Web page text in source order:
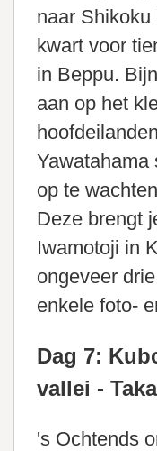
naar Shikoku
kwart voor
in Beppu.
aan op het
Yawatahama
op te
Deze brengt
Iwamotoji in
ongeveer
enkele foto-
Dag 7:
vallei -
's Ochtends